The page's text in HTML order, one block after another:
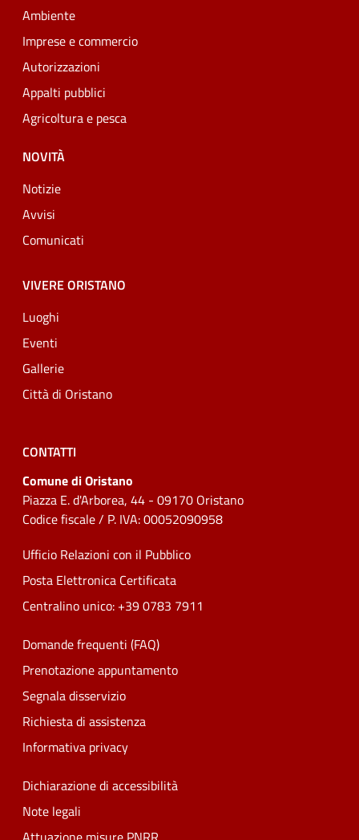
Ambiente
Imprese e commercio
Autorizzazioni
Appalti pubblici
Agricoltura e pesca
NOVITÀ
Notizie
Avvisi
Comunicati
VIVERE ORISTANO
Luoghi
Eventi
Gallerie
Città di Oristano
CONTATTI
Comune di Oristano
Piazza E. d'Arborea, 44 - 09170 Oristano
Codice fiscale / P. IVA: 00052090958
Ufficio Relazioni con il Pubblico
Posta Elettronica Certificata
Centralino unico: +39 0783 7911
Domande frequenti (FAQ)
Prenotazione appuntamento
Segnala disservizio
Richiesta di assistenza
Informativa privacy
Dichiarazione di accessibilità
Note legali